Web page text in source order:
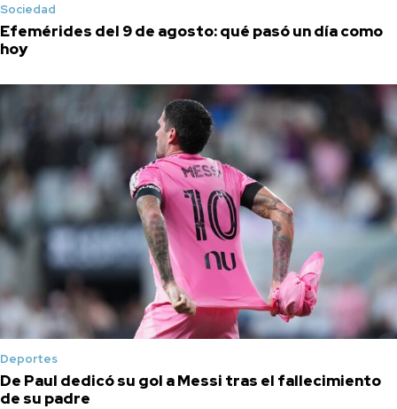
Sociedad
Efemérides del 9 de agosto: qué pasó un día como
hoy
Deportes
De Paul dedicó su gol a Messi tras el fallecimiento
de su padre